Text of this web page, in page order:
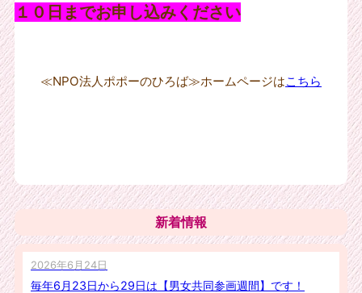
１０日までお申し込みください
≪NPO法人ポポーのひろば≫ホームページはこちら
新着情報
2026年6月24日
毎年6月23日から29日は【男女共同参画週間】です！